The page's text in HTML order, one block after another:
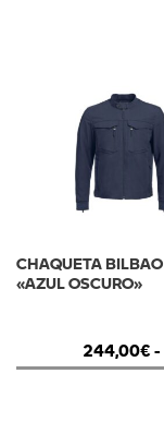
CHAQUETA BILBAO
«AZUL OSCURO»
244,00€-